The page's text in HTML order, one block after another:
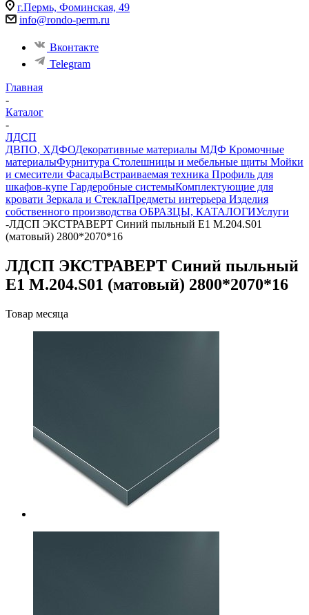
г.Пермь, Фоминская, 49
info@rondo-perm.ru
Вконтакте
Telegram
Главная
-
Каталог
-
ЛДСП
ДВПО, ХДФОДекоративные материалы МДФ Кромочные
материалыФурнитура Столешницы и мебельные щиты Мойки
и смесители ФасадыВстраиваемая техника Профиль для
шкафов-купе Гардеробные системыКомплектующие для
кровати Зеркала и СтеклаПредметы интерьера Изделия
собственного производства ОБРАЗЦЫ, КАТАЛОГИУслуги
-ЛДСП ЭКСТРАВЕРТ Синий пыльный Е1 М.204.S01
(матовый) 2800*2070*16
ЛДСП ЭКСТРАВЕРТ Синий пыльный
Е1 М.204.S01 (матовый) 2800*2070*16
Товар месяца